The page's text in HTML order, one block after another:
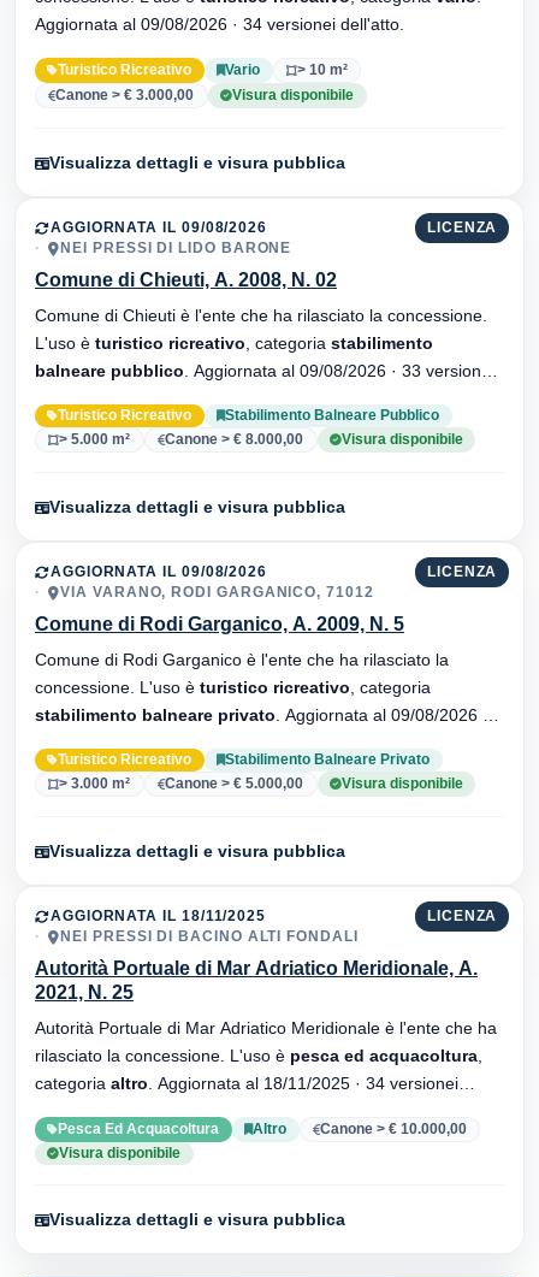
Aggiornata al 09/08/2026 · 34 versionei dell'atto.
Turistico Ricreativo Vario
> 10 m²
Canone > € 3.000,00
Visura disponibile
Visualizza dettagli e visura pubblica
LICENZA
AGGIORNATA IL 09/08/2026
NEI PRESSI DI LIDO BARONE
Comune di Chieuti, A. 2008, N. 02
Comune di Chieuti è l'ente che ha rilasciato la concessione.
L'uso è turistico ricreativo , categoria stabilimento
balneare pubblico
Turistico Ricreativo
Stabilimento Balneare Pubblico
> 5.000 m²
Canone > € 8.000,00 Visura disponibile
Visualizza dettagli e visura pubblica
LICENZA
AGGIORNATA IL 09/08/2026
VIA VARANO, RODI GARGANICO, 71012
Comune di Rodi Garganico, A. 2009, N. 5
Comune di Rodi Garganico è l'ente che ha rilasciato la
concessione. L'uso è turistico ricreativo , categoria
stabilimento balneare privato
Turistico Ricreativo
Stabilimento Balneare Privato
> 3.000 m²
Canone > € 5.000,00 Visura disponibile
Visualizza dettagli e visura pubblica
LICENZA
AGGIORNATA IL 18/11/2025
NEI PRESSI DI BACINO ALTI FONDALI
Autorità Portuale di Mar Adriatico Meridionale, A.
2021, N. 25
Autorità Portuale di Mar Adriatico Meridionale è l'ente che ha
rilasciato la concessione. L'uso è pesca ed acquacoltura
categoria altro
Pesca Ed Acquacoltura Altro
Canone > € 10.000,00
Visura disponibile
Visualizza dettagli e visura pubblica